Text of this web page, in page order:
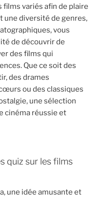
variés afin de plaire
une diversité de genres,
vous
de découvrir de
des films qui
Que ce soit des
des drames
ou des classiques
une sélection
cinéma réussie et
quiz sur les films
une idée amusante et